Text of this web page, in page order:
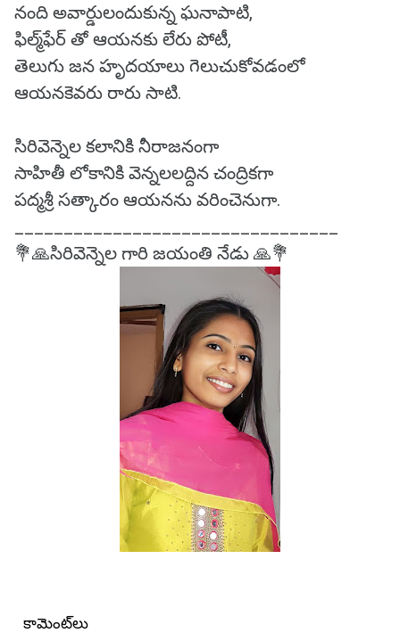
నంది అవార్డులందుకున్న ఘనాపాటి,
ఫిల్మ్‌ఫేర్ తో ఆయనకు లేరు పోటీ,
తెలుగు జన హృదయాలు గెలుచుకోవడంలో
ఆయనకెవరు రారు సాటి.
సిరివెన్నెల కలానికి నీరాజనంగా
సాహితీ లోకానికి వెన్నలలద్దిన చంద్రికగా
పద్మశ్రీ సత్కారం ఆయనను వరించెనుగా.
💐🙏సిరివెన్నెల గారి జయంతి నేడు 🙏💐
కామెంట్‌లు